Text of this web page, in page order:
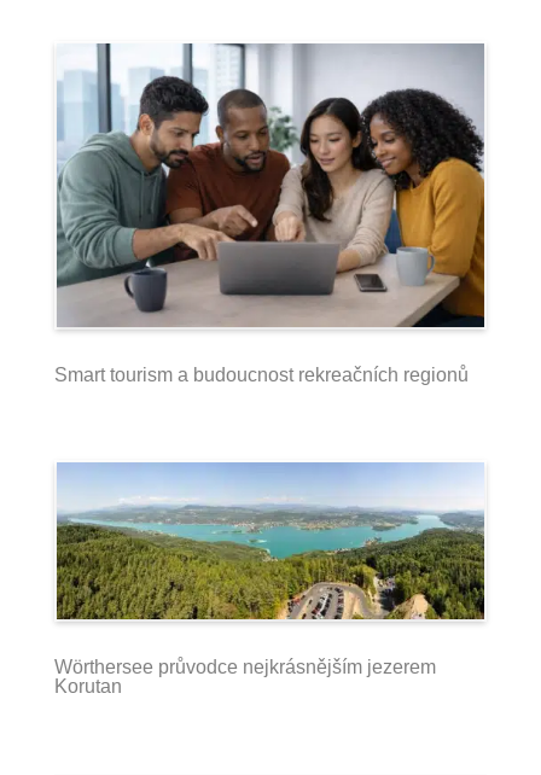
Smart tourism a budoucnost rekreačních regionů
Wörthersee průvodce nejkrásnějším jezerem
Korutan